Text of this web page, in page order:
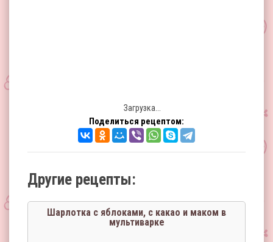
Загрузка...
Поделиться рецептом:
Другие рецепты:
Шарлотка с яблоками, с какао и маком в
мультиварке